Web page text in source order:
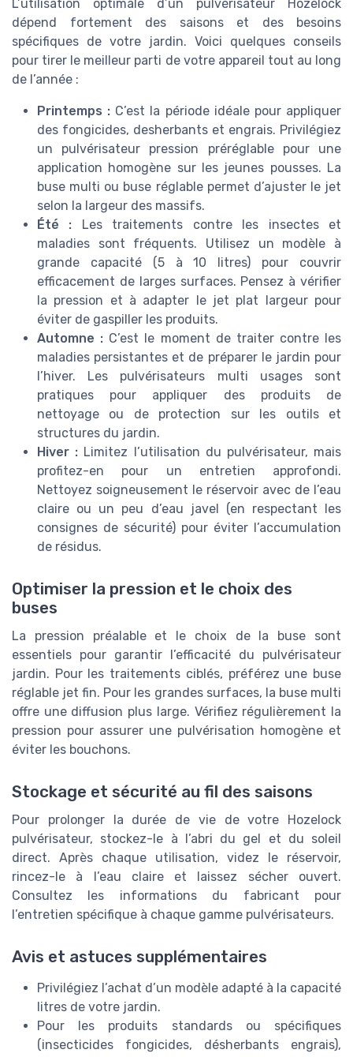
L’utilisation optimale d’un pulvérisateur Hozelock
dépend fortement des saisons et des besoins
spécifiques de votre jardin. Voici quelques conseils
pour tirer le meilleur parti de votre appareil tout au long
de l’année :
Printemps : C’est la période idéale pour appliquer
des fongicides, desherbants et engrais. Privilégiez
un pulvérisateur pression préréglable pour une
application homogène sur les jeunes pousses. La
buse multi ou buse réglable permet d’ajuster le jet
selon la largeur des massifs.
Été : Les traitements contre les insectes et
maladies sont fréquents. Utilisez un modèle à
grande capacité (5 à 10 litres) pour couvrir
efficacement de larges surfaces. Pensez à vérifier
la pression et à adapter le jet plat largeur pour
éviter de gaspiller les produits.
Automne : C’est le moment de traiter contre les
maladies persistantes et de préparer le jardin pour
l’hiver. Les pulvérisateurs multi usages sont
pratiques pour appliquer des produits de
nettoyage ou de protection sur les outils et
structures du jardin.
Hiver : Limitez l’utilisation du pulvérisateur, mais
profitez-en pour un entretien approfondi.
Nettoyez soigneusement le réservoir avec de l’eau
claire ou un peu d’eau javel (en respectant les
consignes de sécurité) pour éviter l’accumulation
de résidus.
Optimiser la pression et le choix des
buses
La pression préalable et le choix de la buse sont
essentiels pour garantir l’efficacité du pulvérisateur
jardin. Pour les traitements ciblés, préférez une buse
réglable jet fin. Pour les grandes surfaces, la buse multi
offre une diffusion plus large. Vérifiez régulièrement la
pression pour assurer une pulvérisation homogène et
éviter les bouchons.
Stockage et sécurité au fil des saisons
Pour prolonger la durée de vie de votre Hozelock
pulvérisateur, stockez-le à l’abri du gel et du soleil
direct. Après chaque utilisation, videz le réservoir,
rincez-le à l’eau claire et laissez sécher ouvert.
Consultez les informations du fabricant pour
l’entretien spécifique à chaque gamme pulvérisateurs.
Avis et astuces supplémentaires
Privilégiez l’achat d’un modèle adapté à la capacité
litres de votre jardin.
Pour les produits standards ou spécifiques
(insecticides fongicides, désherbants engrais),